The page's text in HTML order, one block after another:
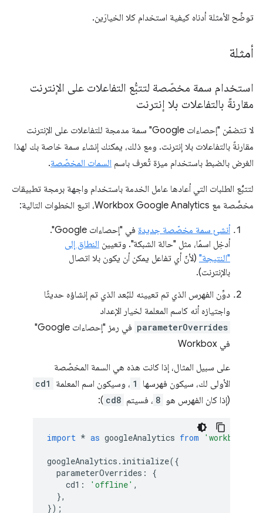
توضِّح الأمثلة أدناه كيفية استخدام كلا الخيارَين.
أمثلة
استخدام سمة مخصّصة لتتبُّع التفاعلات على الإنترنت
مقارنةً بالتفاعلات بلا إنترنت
لا تتضمّن "إحصاءات Google" سمة مدمجة للتفاعلات على الإنترنت
مقارنةً بالتفاعلات بلا إنترنت. ومع ذلك، يمكنك إنشاء سمة خاصة بك لهذا
الغرض بالضبط باستخدام ميزة تُعرف باسم السمات المخصّصة.
لتتبُّع الطلبات التي أعادها عامل الخدمة باستخدام واجهة برمجة تطبيقات
مخصَّصة مع Workbox Google Analytics، اتبع الخطوات التالية:
أنشئ سمة مخصّصة جديدة
في "إحصاءات Google".
أدخِل اسمًا، مثل "حالة الشبكة". وتعيين النطاق إلى
"النتيجة" (لأنّ أي تفاعل يمكن أن يكون بلا اتصال
بالإنترنت).
دوِّن الفهرس الذي تم تعيينه للبُعد الذي تم إنشاؤه حديثًا
واجتيازه أنه كاسم المعلمة لخيار الإعداد
parameterOverrides
في رمز "إحصاءات Google"
في Workbox
على سبيل المثال، إذا كانت هذه هي السمة المخصّصة
الأولى لك، سيكون فهرسها
1 ، وسيكون اسم المعلمة cd1
(إذا كان الفهرس هو 8 ، فسيتم cd8
):
import * as googleAnalytics from 'workbox-
googleAnalytics . initialize({
parameterOverrides :
{
cd1 : 'offline' ,
},
});